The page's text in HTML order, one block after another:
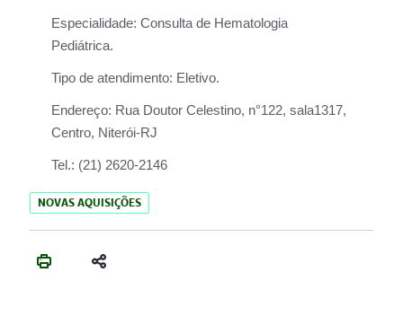
Especialidade: Consulta de Hematologia
Pediátrica.
Tipo de atendimento: Eletivo.
Endereço: Rua Doutor Celestino, n°122, sala1317,
Centro, Niterói-RJ
Tel.: (21) 2620-2146
NOVAS AQUISIÇÕES